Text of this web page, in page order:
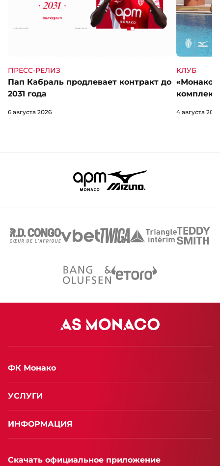
ПРЕСС-РЕЛИЗ
Пап Кабраль продлевает контракт до
2031 года
6 августа 2026
КЛУБ
«Монако»
4 августа 2026
ФК Монако
УСЛУГИ
ИНФОРМАЦИЯ
Скачать официальное приложение